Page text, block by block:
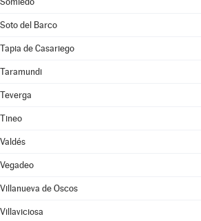
Soto del Barco
Tapia de Casariego
Taramundi
Teverga
Tineo
Valdés
Vegadeo
Villanueva de Oscos
Villaviciosa